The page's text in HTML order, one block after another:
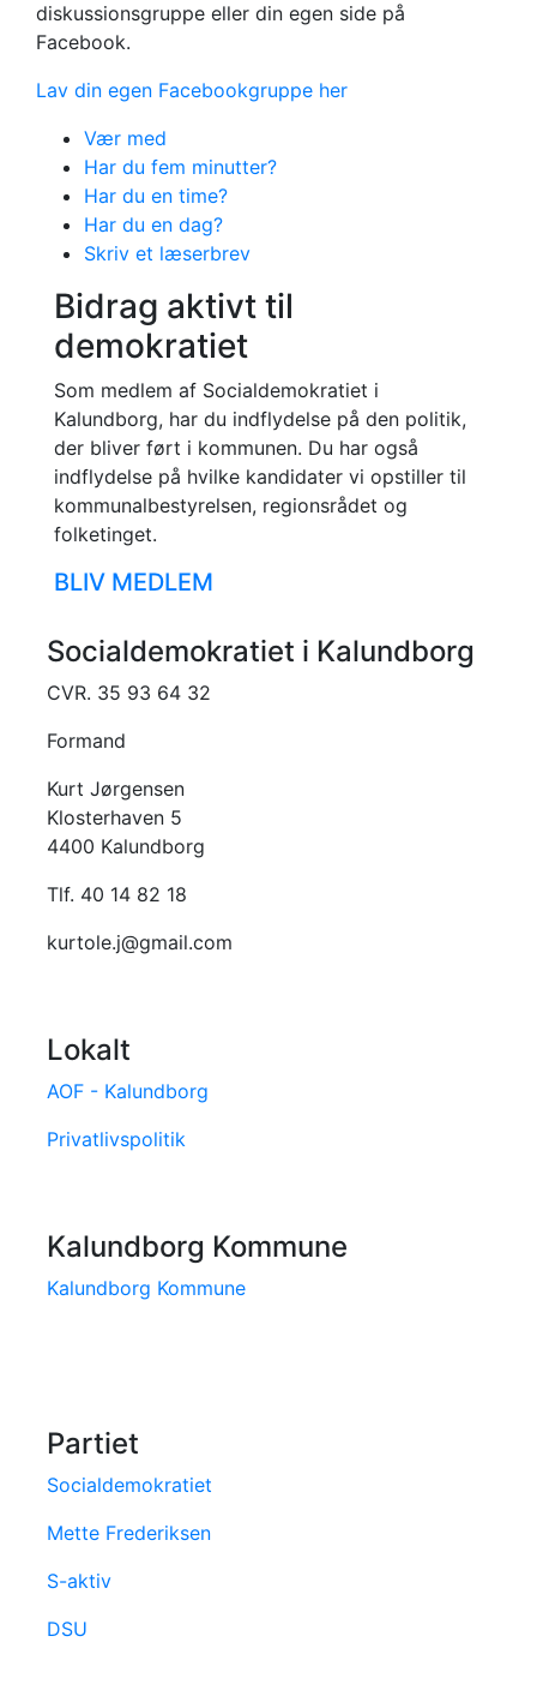
diskussionsgruppe eller din egen side på
Facebook.
Lav din egen Facebookgruppe her
Vær med
Har du fem minutter?
Har du en time?
Har du en dag?
Skriv et læserbrev
Bidrag aktivt til
demokratiet
Som medlem af Socialdemokratiet i
Kalundborg, har du indflydelse på den politik,
der bliver ført i kommunen. Du har også
indflydelse på hvilke kandidater vi opstiller til
kommunalbestyrelsen, regionsrådet og
folketinget.
BLIV MEDLEM
Socialdemokratiet i Kalundborg
CVR. 35 93 64 32
Formand
Kurt Jørgensen
Klosterhaven 5
4400 Kalundborg
Tlf. 40 14 82 18
kurtole.j@gmail.com
Lokalt
AOF - Kalundborg
Privatlivspolitik
Kalundborg Kommune
Kalundborg Kommune
Partiet
Socialdemokratiet
Mette Frederiksen
S-aktiv
DSU